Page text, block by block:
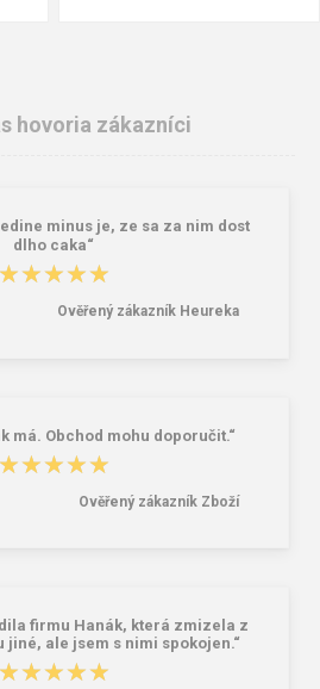
Granite 5 21747-13 Slnečné
hovoria zákazníci
minus je, ze sa za nim dost
dlho caka“
★★★★★
★★★★★
Ověřený zákazník Heureka
má. Obchod mohu doporučit.“
★★★★★
★★★★★
Ověřený zákazník Zboží
firmu Hanák, která zmizela z
jiné, ale jsem s nimi spokojen.“
★★★★★
★★★★★